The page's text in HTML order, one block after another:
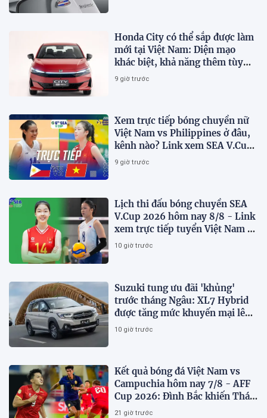
Honda City có thể sắp được làm
mới tại Việt Nam: Diện mạo
khác biệt, khả năng thêm tùy
chọn hybrid?
9 giờ trước
Xem trực tiếp bóng chuyền nữ
Việt Nam vs Philippines ở đâu,
kênh nào? Link xem SEA V.Cup
2026 mới nhất
9 giờ trước
Lịch thi đấu bóng chuyền SEA
V.Cup 2026 hôm nay 8/8 - Link
xem trực tiếp tuyển Việt Nam vs
Philippines
10 giờ trước
Suzuki tung ưu đãi 'khủng'
trước tháng Ngâu: XL7 Hybrid
được tăng mức khuyến mại lên
75 triệu đồng
10 giờ trước
Kết quả bóng đá Việt Nam vs
Campuchia hôm nay 7/8 - AFF
Cup 2026: Đình Bắc khiến Thái
Lan run sợ
21 giờ trước